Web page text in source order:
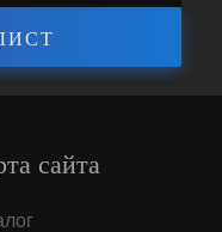
сайта